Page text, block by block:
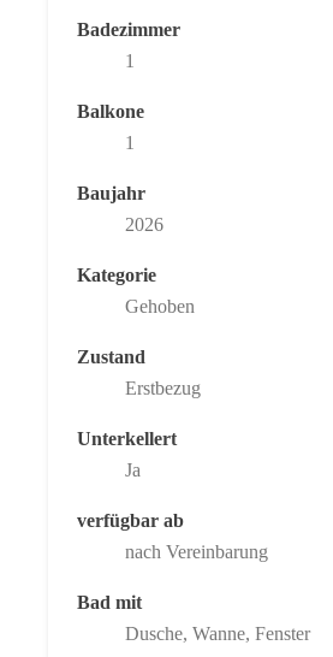
Badezimmer
1
Balkone
1
Baujahr
2026
Kategorie
Gehoben
Zustand
Erstbezug
Unterkellert
Ja
verfügbar ab
nach Vereinbarung
Bad mit
Dusche, Wanne, Fenster